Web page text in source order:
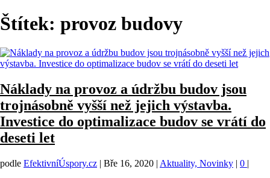
Štítek: provoz budovy
Náklady na provoz a údržbu budov jsou
trojnásobně vyšší než jejich výstavba.
Investice do optimalizace budov se vrátí do
deseti let
podle EfektivníÚspory.cz | Bře 16, 2020 | Aktuality, Novinky | 0 |